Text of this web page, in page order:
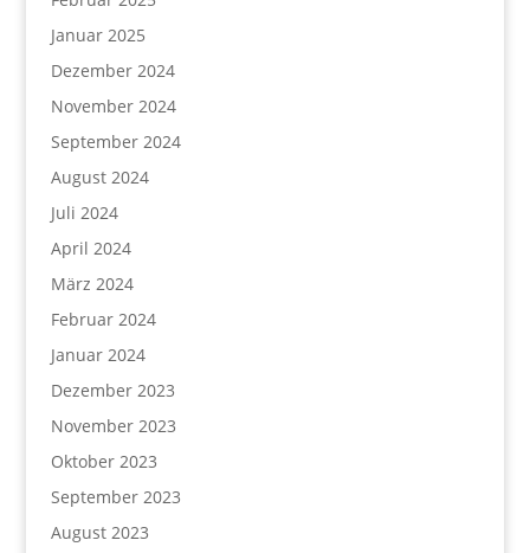
Januar 2025
Dezember 2024
November 2024
September 2024
August 2024
Juli 2024
April 2024
März 2024
Februar 2024
Januar 2024
Dezember 2023
November 2023
Oktober 2023
September 2023
August 2023